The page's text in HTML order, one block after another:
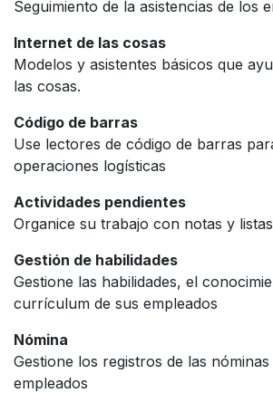
Seguimiento de la asistencias de los
Internet de las cosas
Modelos y asistentes básicos que
las cosas.
Código de barras
Use lectores de código de barras
operaciones logísticas
Actividades pendientes
Organice su trabajo con notas y
Gestión de habilidades
Gestione las habilidades, el
currículum de sus empleados
Nómina
Gestione los registros de las nóminas
empleados